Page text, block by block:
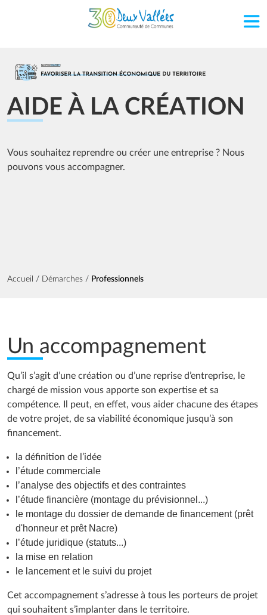
Aller au contenu principal
Image
AIDE À LA CRÉATION
Vous souhaitez reprendre ou créer une entreprise ? Nous
pouvons vous accompagner.
Fil d'Ariane
Accueil Démarches Professionnels
Un accompagnement
Qu’il s’agit d’une création ou d’une reprise d’entreprise, le
chargé de mission vous apporte son expertise et sa
compétence. Il peut, en effet, vous aider chacune des étapes
de votre projet, de sa viabilité économique jusqu’à son
financement.
la définition de l’idée
l’étude commerciale
l’analyse des objectifs et des contraintes
l’étude financière (montage du prévisionnel...)
le montage du dossier de demande de financement (prêt
d'honneur et prêt Nacre)
l’étude juridique (statuts...)
la mise en relation
le lancement et le suivi du projet
Cet accompagnement s’adresse à tous les porteurs de projet
qui souhaitent s’implanter dans le territoire.